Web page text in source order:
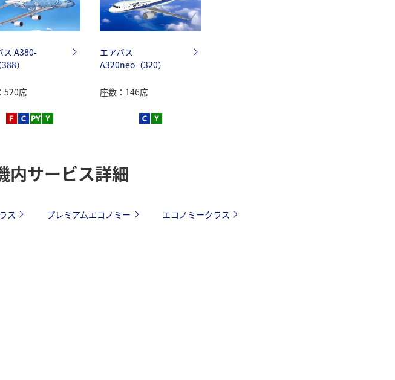
ス A380-
）
520席
エアバス
A320neo（320）
座数：146席
内サービス詳細
ス プレミアムエコノミー エコノミークラス